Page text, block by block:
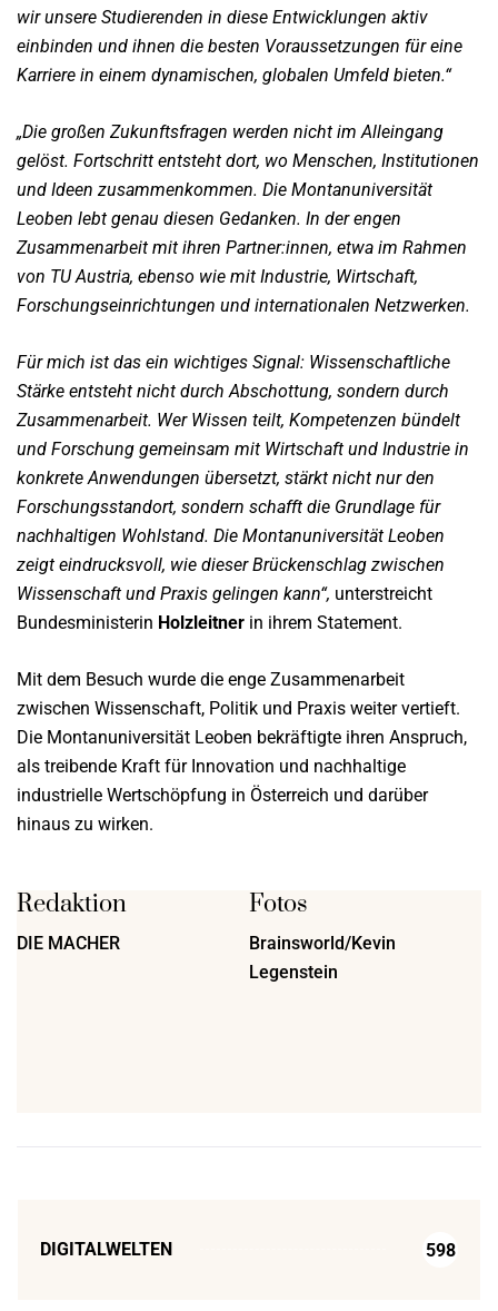
wir unsere Studierenden in diese Entwicklungen aktiv
einbinden und ihnen die besten Voraussetzungen für eine
Karriere in einem dynamischen, globalen Umfeld bieten.“
„Die großen Zukunftsfragen werden nicht im Alleingang
gelöst. Fortschritt entsteht dort, wo Menschen, Institutionen
und Ideen zusammenkommen. Die Montanuniversität
Leoben lebt genau diesen Gedanken. In der engen
Zusammenarbeit mit ihren Partner:innen, etwa im Rahmen
von TU Austria, ebenso wie mit Industrie, Wirtschaft,
Forschungseinrichtungen und internationalen Netzwerken.
Für mich ist das ein wichtiges Signal: Wissenschaftliche
Stärke entsteht nicht durch Abschottung, sondern durch
Zusammenarbeit. Wer Wissen teilt, Kompetenzen bündelt
und Forschung gemeinsam mit Wirtschaft und Industrie in
konkrete Anwendungen übersetzt, stärkt nicht nur den
Forschungsstandort, sondern schafft die Grundlage für
nachhaltigen Wohlstand. Die Montanuniversität Leoben
zeigt eindrucksvoll, wie dieser Brückenschlag zwischen
Wissenschaft und Praxis gelingen kann“, unterstreicht
Bundesministerin Holzleitner in ihrem Statement.
Mit dem Besuch wurde die enge Zusammenarbeit
zwischen Wissenschaft, Politik und Praxis weiter vertieft.
Die Montanuniversität Leoben bekräftigte ihren Anspruch,
als treibende Kraft für Innovation und nachhaltige
industrielle Wertschöpfung in Österreich und darüber
hinaus zu wirken.
Redaktion
DIE MACHER
Fotos
Brainsworld/Kevin
Legenstein
DIGITALWELTEN 598